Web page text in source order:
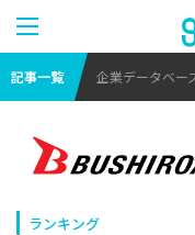
記事一覧 企業データベー
ランキング